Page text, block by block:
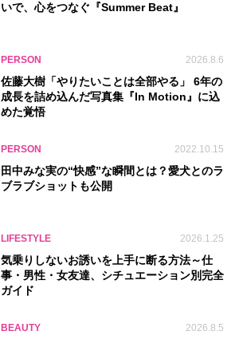
いで、心をつなぐ『Summer Beat』
PERSON 2026.8.6
佐藤大樹「やりたいことは全部やる」 6年の
成長を詰め込んだ写真集『In Motion』に込
めた覚悟
PERSON 2022.10.15
田中みな実の“快感”な瞬間とは？愛犬とのラ
ブラブショットも公開
LIFESTYLE 2026.1.25
気乗りしないお誘いを上手に断る方法～仕
事・男性・女友達、シチュエーション別完全
ガイド
BEAUTY 2026.8.5